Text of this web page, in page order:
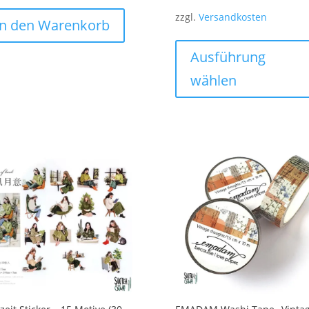
den Warenkorb zzgl. Versandkosten
Ausführung
wählen